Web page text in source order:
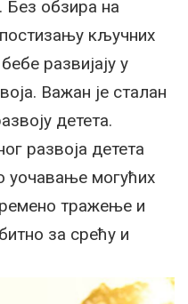
Без обзира на
кључних
развијају у
Важан је сталан
детета.
развоја детета
уочавање могућих
тражење и
за срећу и